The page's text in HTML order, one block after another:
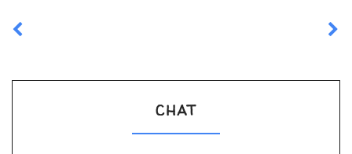
CHAT